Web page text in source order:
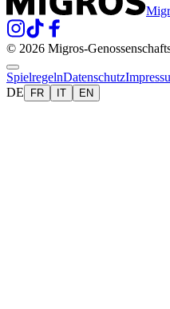
© 2026 Migros-
SpielregelnDatenschutz
DE
FR IT EN